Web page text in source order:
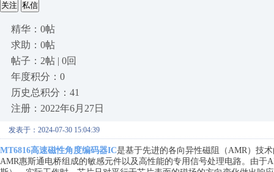
关注 私信
精华：0帖
求助：0帖
帖子：2帖 | 0回
年度积分：0
历史总积分：41
注册：2022年6月27日
发表于：2024-07-30 15:04:39
MT6816高速磁性角度编码器IC是基于先进的各向异性磁阻（AMR）技
AMR惠斯通电桥组成的敏感元件以及高性能的专用信号处理电路。由